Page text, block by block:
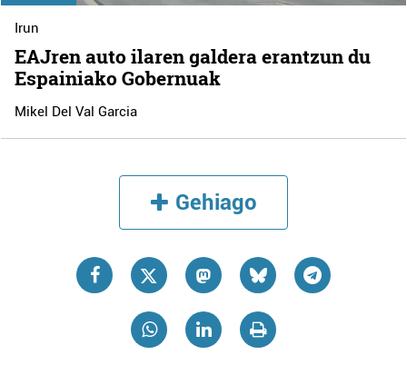
Irun
EAJren auto ilaren galdera erantzun du
Espainiako Gobernuak
Mikel Del Val Garcia
Gehiago